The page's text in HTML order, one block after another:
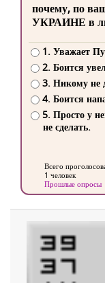
почему, по
УКРАИНЕ в
1. Уважает
2. Боится
3. Никому не
4. Боится
5. Просто у
не сделать.
Всего
1 человек
Прошлые опросы